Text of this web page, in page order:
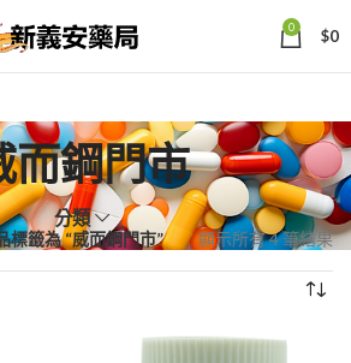
0 $0
而鋼門市
分類
標籤為 “威而鋼門市” 顯示所有 4 筆結果依